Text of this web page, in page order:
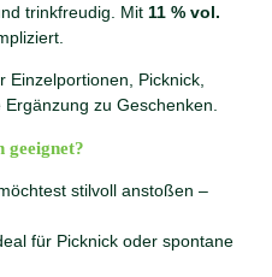
trinkfreudig. Mit 11 % vol.
Einzelportionen, Picknick,
zu Geschenken.
geeignet?
stilvoll anstoßen –
für Picknick oder spontane